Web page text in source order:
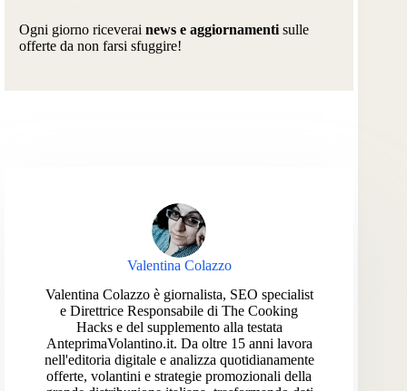
Ogni giorno riceverai news e aggiornamenti sulle
offerte da non farsi sfuggire!
Valentina Colazzo
Valentina Colazzo è giornalista, SEO specialist
e Direttrice Responsabile di The Cooking
Hacks e del supplemento alla testata
AnteprimaVolantino.it. Da oltre 15 anni lavora
nell'editoria digitale e analizza quotidianamente
offerte, volantini e strategie promozionali della